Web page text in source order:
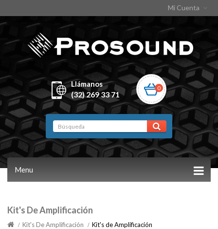
Mi Cuenta
Llámanos
(32) 269 33 71
0
Menu
Kit's De Amplificación
Kit's De Amplificación Kit's de Amplificación